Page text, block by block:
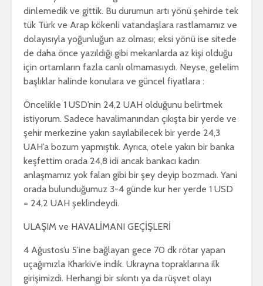
dinlemedik ve gittik. Bu durumun artı yönü şehirde tek
tük Türk ve Arap kökenli vatandaşlara rastlamamız ve
dolayısıyla yoğunluğun az olması; eksi yönü ise sitede
de daha önce yazıldığı gibi mekanlarda az kişi olduğu
için ortamların fazla canlı olmamasıydı. Neyse, gelelim
başlıklar halinde konulara ve güncel fiyatlara :
Öncelikle 1 USD’nin 24,2 UAH olduğunu belirtmek
istiyorum. Sadece havalimanından çıkışta bir yerde ve
şehir merkezine yakın sayılabilecek bir yerde 24,3
UAH’a bozum yapmıştık. Ayrıca, otele yakın bir banka
keşfettim orada 24,8 idi ancak bankacı kadın
anlaşmamız yok falan gibi bir şey deyip bozmadı. Yani
orada bulunduğumuz 3-4 günde kur her yerde 1 USD
= 24,2 UAH şeklindeydi.
ULAŞIM ve HAVALİMANI GEÇİŞLERİ
4 Ağustos’u 5’ine bağlayan gece 70 dk rötar yapan
uçağımızla Kharkiv’e indik. Ukrayna topraklarına ilk
girişimizdi. Herhangi bir sıkıntı ya da rüşvet olayı